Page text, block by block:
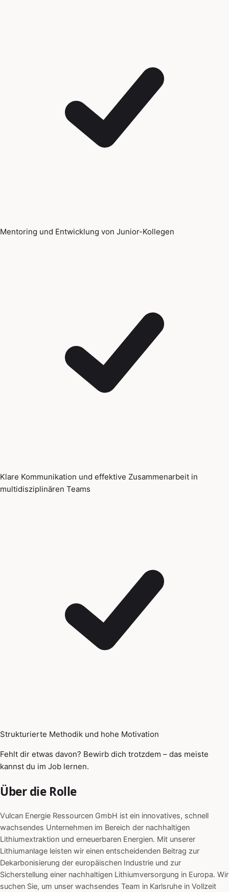
Mentoring und Entwicklung von Junior-Kollegen
Klare Kommunikation und effektive Zusammenarbeit in
multidisziplinären Teams
Strukturierte Methodik und hohe Motivation
Fehlt dir etwas davon? Bewirb dich trotzdem – das meiste
kannst du im Job lernen.
Über die Rolle
Vulcan Energie Ressourcen GmbH ist ein innovatives, schnell
wachsendes Unternehmen im Bereich der nachhaltigen
Lithiumextraktion und erneuerbaren Energien. Mit unserer
Lithiumanlage leisten wir einen entscheidenden Beitrag zur
Dekarbonisierung der europäischen Industrie und zur
Sicherstellung einer nachhaltigen Lithiumversorgung in Europa. Wir
suchen Sie, um unser wachsendes Team in Karlsruhe in Vollzeit